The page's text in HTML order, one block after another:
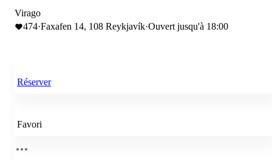
Virago
474·Faxafen 14, 108 Reykjavík·Ouvert jusqu'à 18:00
Réserver
Favori